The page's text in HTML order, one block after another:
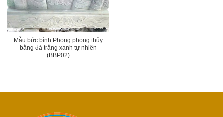
Mẫu bức bình Phong phong thủy
bằng đá trắng xanh tự nhiên
(BBP02)